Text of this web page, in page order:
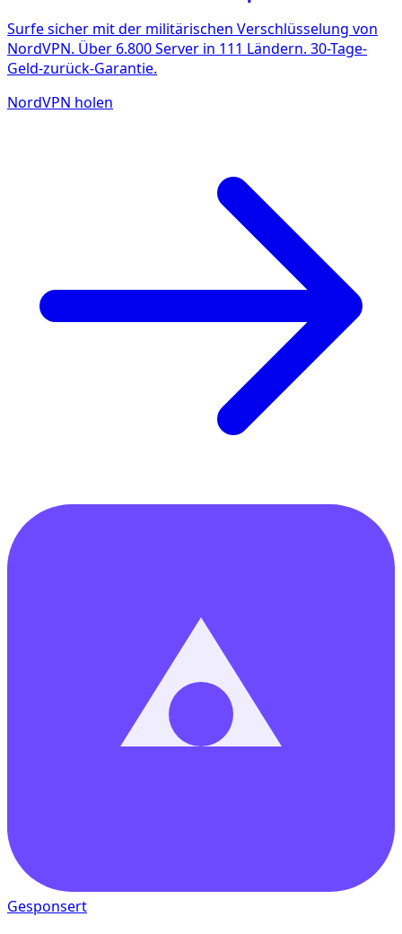
Surfe sicher mit der militärischen Verschlüsselung von
NordVPN. Über 6.800 Server in 111 Ländern. 30-Tage-
Geld-zurück-Garantie.
NordVPN holen
Gesponsert